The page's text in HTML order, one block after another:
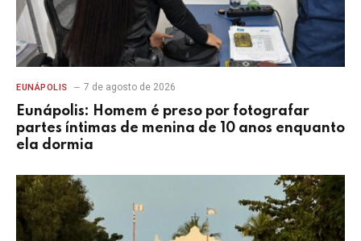
EUNÁPOLIS 7 de agosto de 2026
Eunápolis: Homem é preso por fotografar
partes íntimas de menina de 10 anos enquanto
ela dormia